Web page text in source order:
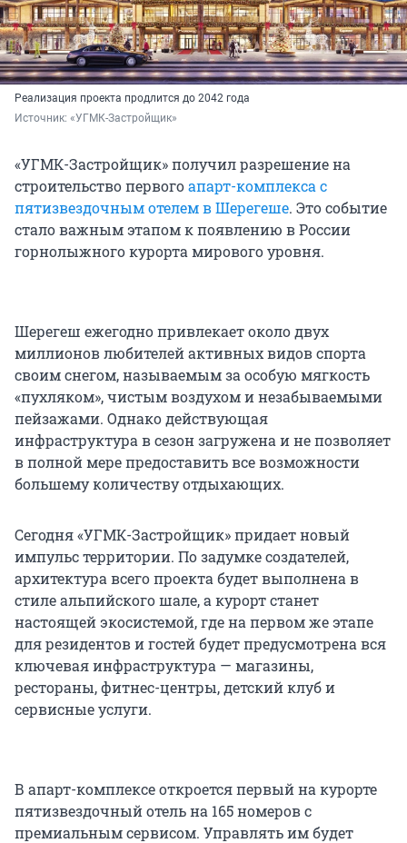
Реализация проекта продлится до 2042 года
Источник: «УГМК-Застройщик»
«УГМК-Застройщик» получил разрешение на
строительство первогоапарт-комплекса с
пятизвездочным отелем в Шерегеше. Это событие
стало важным этапом к появлению в России
горнолыжного курорта мирового уровня.
Шерегеш ежегодно привлекает около двух
миллионов любителей активных видов спорта
своим снегом, называемым за особую мягкость
«пухляком», чистым воздухом и незабываемыми
пейзажами. Однако действующая
инфраструктура в сезон загружена и не позволяет
в полной мере предоставить все возможности
большему количеству отдыхающих.
Сегодня «УГМК-Застройщик» придает новый
импульс территории. По задумке создателей,
архитектура всего проекта будет выполнена в
стиле альпийского шале, а курорт станет
настоящей экосистемой, где на первом же этапе
для резидентов и гостей будет предусмотрена вся
ключевая инфраструктура — магазины,
рестораны, фитнес-центры, детский клуб и
сервисные услуги.
В апарт-комплексе откроется первый на курорте
пятизвездочный отель на 165 номеров с
премиальным сервисом. Управлять им будет